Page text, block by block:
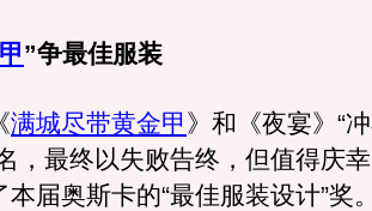
”争最佳服装
满城尽带黄金甲 》和《夜宴》“
，最终以失败告终，但值得庆
本届奥斯卡的“最佳服装设计”奖